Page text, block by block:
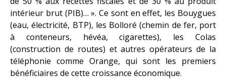
intérieur brut (PIB)… ». Ce sont en effet, les Bouygues
(eau, électricité, BTP), les Bolloré (chemin de fer, port
à conteneurs, hévéa, cigarettes), les Colas
(construction de routes) et autres opérateurs de la
téléphonie comme Orange, qui sont les premiers
bénéficiaires de cette croissance économique.